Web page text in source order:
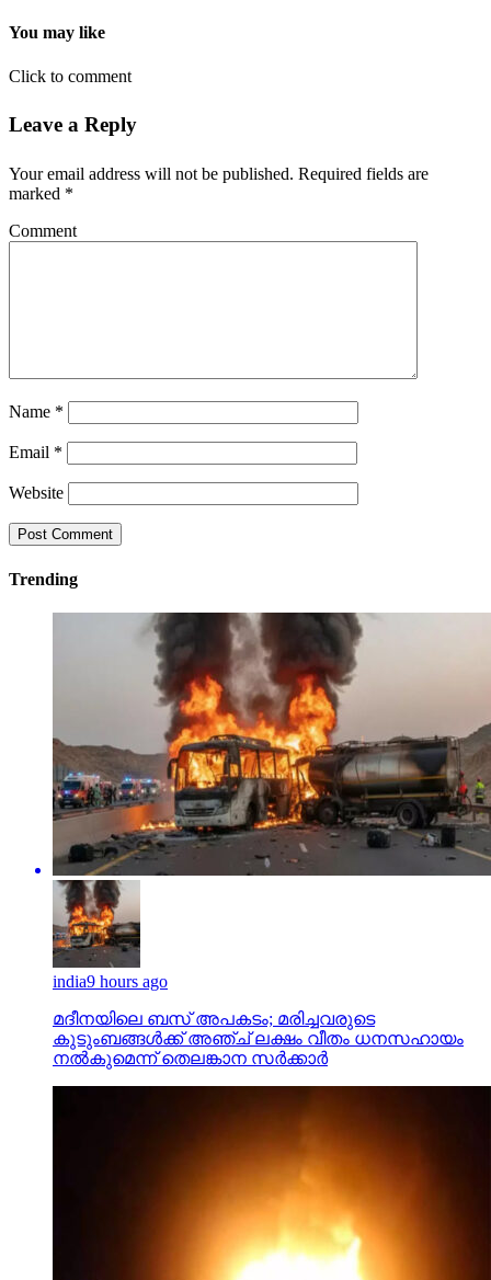
You may like
Click to comment
Leave a Reply
Your email address will not be published. Required fields are
marked *
Comment
Name *
Email *
Website
Trending
india9 hours ago
മദീനയിലെ ബസ് അപകടം; മരിച്ചവരുടെ
കുടുംബങ്ങള്‍ക്ക് അഞ്ച് ലക്ഷം വീതം ധനസഹായം
നല്‍കുമെന്ന് തെലങ്കാന സര്‍ക്കാര്‍